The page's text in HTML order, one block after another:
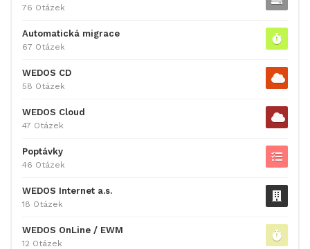
76 Otázek
Automatická migrace
67 Otázek
WEDOS CD
58 Otázek
WEDOS Cloud
47 Otázek
Poptávky
46 Otázek
WEDOS Internet a.s.
18 Otázek
WEDOS OnLine / EWM
12 Otázek